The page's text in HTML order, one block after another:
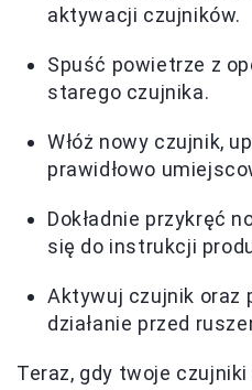
aktywacji czujników.
Spuść powietrze z
starego czujnika.
Włóż nowy czujnik,
prawidłowo
Dokładnie przykręć
się do instrukcji
Aktywuj czujnik oraz
działanie przed
Teraz, gdy twoje